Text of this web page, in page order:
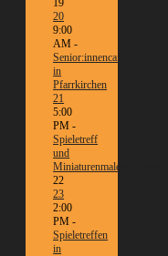
20
9:00
AM -
Senior:innencafé
in
Pfarrkirchen
21
5:00
PM -
Spieletreff
und
Miniaturenmalen/Tabletop
22
23
2:00
PM -
Spieletreffen
in